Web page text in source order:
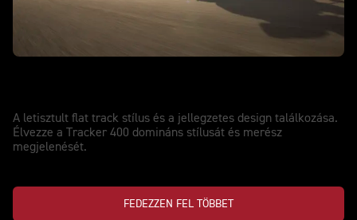
A letisztult flat track stílus és a jellegzetes design találkozása.
Élvezze a Tracker 400 domináns stílusát és merész
megjelenését.
FEDEZZEN FEL TÖBBET